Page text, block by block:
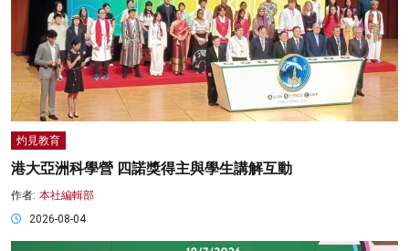
灼見教育
港大亞洲科學營 四諾獎得主與學生講解互動
作者: 本社編輯部
2026-08-04